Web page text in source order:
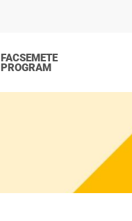
FACSEMETE
PROGRAM